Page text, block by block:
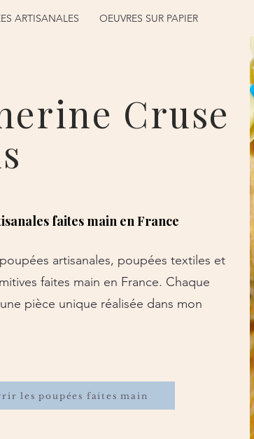
ARTISANALES OEUVRES SUR PAPIER
faites main en France
artisanales, poupées textiles et
faites main en France. Chaque
pièce unique réalisée dans mon
Cruse
les poupées faites main